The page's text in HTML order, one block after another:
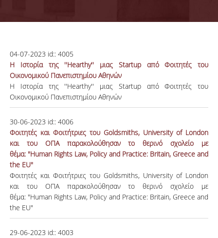
04-07-2023 id:: 4005
Η Ιστορία της ''Hearthy'' μιας Startup από Φοιτητές του
Οικονομικού Πανεπιστημίου Αθηνών
Η Ιστορία της ''Hearthy'' μιας Startup από Φοιτητές του
Οικονομικού Πανεπιστημίου Αθηνών
30-06-2023 id:: 4006
Φοιτητές και Φοιτήτριες τoυ Goldsmiths, University of London
και του ΟΠΑ παρακολούθησαν το θερινό σχολείο με
θέμα: "Human Rights Law, Policy and Practice: Britain, Greece and
the EU"
Φοιτητές και Φοιτήτριες τoυ Goldsmiths, University of London
και του ΟΠΑ παρακολούθησαν το θερινό σχολείο με
θέμα: "Human Rights Law, Policy and Practice: Britain, Greece and
the EU"
29-06-2023 id:: 4003